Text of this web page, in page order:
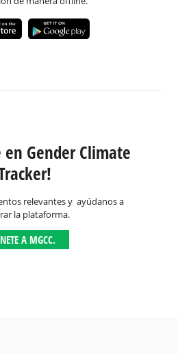
en Gender Climate
relevantes y ayúdanos a
la plataforma.
A MGCC.